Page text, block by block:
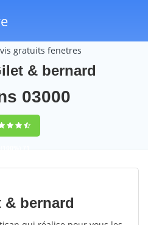
gratuits fenetres
& bernard
03000
71
votes
bernard